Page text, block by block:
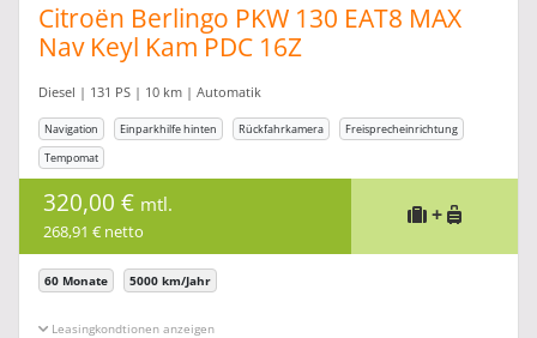
Citroën Berlingo PKW 130 EAT8 MAX
Nav Keyl Kam PDC 16Z
Diesel | 131 PS | 10 km | Automatik
Navigation Einparkhilfe hinten Rückfahrkamera
Freisprecheinrichtung
Tempomat
320,00 € mtl.
268,91 € netto
+
60 Monate 5000 km/Jahr
Leasingkonditionen ein-/ausblenden